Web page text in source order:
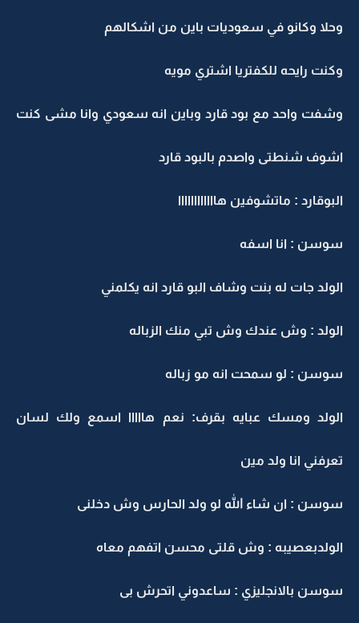
وحلا وكانو في سعوديات باين من اشكالهم
وكنت رايحه للكفتريا اشتري مويه
وشفت واحد مع بود قارد وباين انه سعودي وانا مشى كنت
اشوف شنطتى واصدم بالبود قارد
البوقارد : ماتشوفين هاااااااااااا
سوسن : انا اسفه
الولد جات له بنت وشاف البو قارد انه يكلمني
الولد : وش عندك وش تبي منك الزباله
سوسن : لو سمحت انه مو زباله
الولد ومسك عبايه بقرف: نعم هااااا اسمع ولك لسان
تعرفني انا ولد مين
سوسن : ان شاء الله لو ولد الحارس وش دخلنى
الولدبعصيبه : وش قلتى محسن اتفهم معاه
سوسن بالانجليزي : ساعدوني اتحرش بى